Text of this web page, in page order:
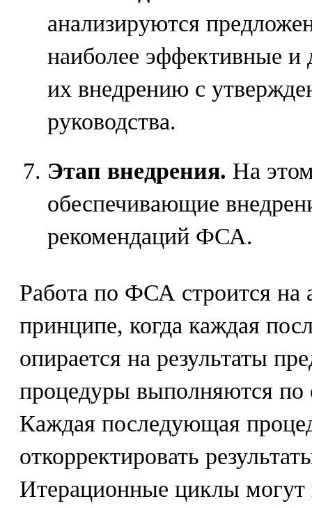
анализируются
наиболее эффективные и
их внедрению с
руководства.
Этап внедрения. На
обеспечивающие
рекомендаций ФСА.
Работа по ФСА строится на
принципе, когда каждая
опирается на результаты
процедуры выполняются
Каждая последующая
откорректировать
Итерационные циклы могут